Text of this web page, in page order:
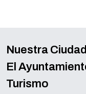
Nuestra Ciudad
El
Turismo